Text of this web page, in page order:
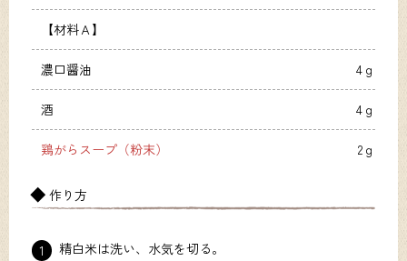
【材料Ａ】
濃口醤油 4ｇ
酒 4ｇ
鶏がらスープ（粉末） 2ｇ
作り方
1 精白米は洗い、水気を切る。